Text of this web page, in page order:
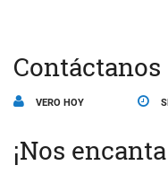
Contáctanos
VERO HOY
¡Nos